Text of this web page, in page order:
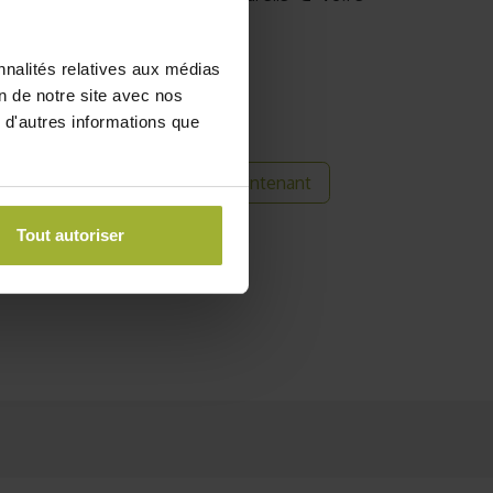
relatives aux médias
de notre site avec nos
informations que
Tout autoriser
et avis ci-dessous.
Acheter maintenant